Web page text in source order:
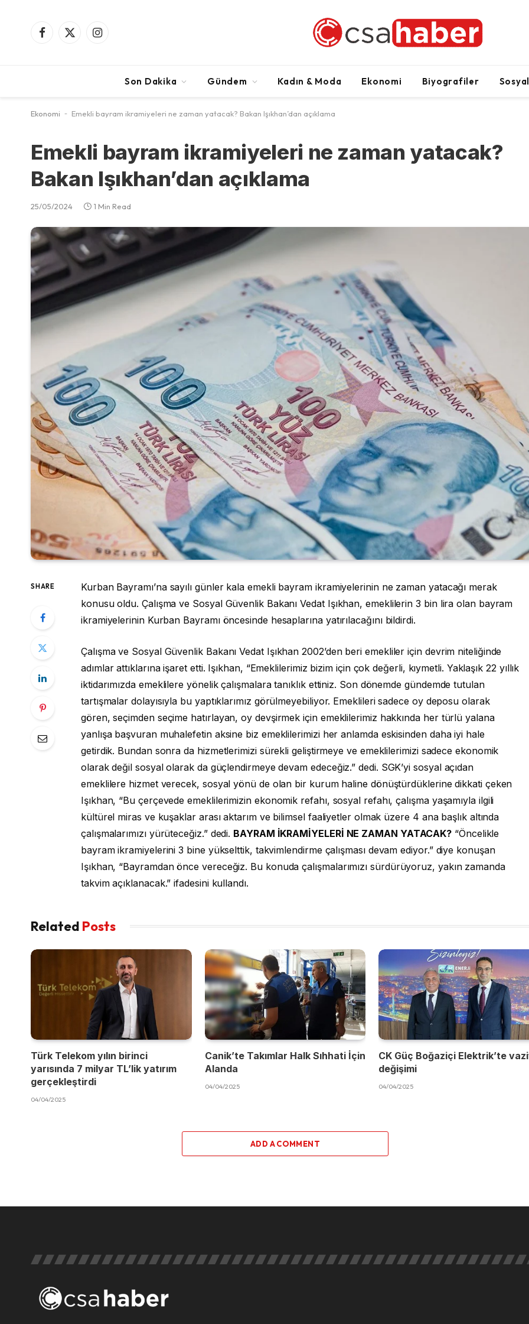
Facebook
X
Instagram
Son Dakika Gündem Kadın & Moda Ekonomi Biyografiler
Ekonomi - Emekli bayram ikramiyeleri ne zaman yatacak? Bakan Işıkhan’dan açıklama
Emekli bayram ikramiyeleri ne zaman yatacak?
Bakan Işıkhan’dan açıklama
25/05/2024 1 Min Read
SHARE
Kurban Bayramı’na sayılı günler kala emekli bayram ikramiyelerinin ne zaman yatacağı merak
konusu oldu. Çalışma ve Sosyal Güvenlik Bakanı Vedat Işıkhan, emeklilerin 3 bin lira olan bayram
ikramiyelerinin Kurban Bayramı öncesinde hesaplarına yatırılacağını bildirdi.
Çalışma ve Sosyal Güvenlik Bakanı Vedat Işıkhan 2002’den beri emekliler için devrim niteliğinde
adımlar attıklarına işaret etti. Işıkhan, “Emeklilerimiz bizim için çok değerli, kıymetli. Yaklaşık 22 yıllık
iktidarımızda emeklilere yönelik çalışmalara tanıklık ettiniz. Son dönemde gündemde tutulan
tartışmalar dolayısıyla bu yaptıklarımız görülmeyebiliyor. Emeklileri sadece oy deposu olarak
gören, seçimden seçime hatırlayan, oy devşirmek için emeklilerimiz hakkında her türlü yalana
yanlışa başvuran muhalefetin aksine biz emeklilerimizi her anlamda eskisinden daha iyi hale
getirdik. Bundan sonra da hizmetlerimizi sürekli geliştirmeye ve emeklilerimizi sadece ekonomik
olarak değil sosyal olarak da güçlendirmeye devam edeceğiz.” dedi. SGK’yi sosyal açıdan
emeklilere hizmet verecek, sosyal yönü de olan bir kurum haline dönüştürdüklerine dikkati çeken
Işıkhan, “Bu çerçevede emeklilerimizin ekonomik refahı, sosyal refahı, çalışma yaşamıyla ilgili
kültürel miras ve kuşaklar arası aktarım ve bilimsel faaliyetler olmak üzere 4 ana başlık altında
çalışmalarımızı yürüteceğiz.” dedi. BAYRAM İKRAMİYELERİ NE ZAMAN YATACAK? “Öncelikle
bayram ikramiyelerini 3 bine yükselttik, takvimlendirme çalışması devam ediyor.” diye konuşan
Işıkhan, “Bayramdan önce vereceğiz. Bu konuda çalışmalarımızı sürdürüyoruz, yakın zamanda
takvim açıklanacak.” ifadesini kullandı.
Related Posts
Türk Telekom yılın birinci
yarısında 7 milyar TL’lik yatırım
gerçekleştirdi
04/04/2025
Canik’te Takımlar Halk Sıhhati İçin
Alanda
04/04/2025
CK Güç Boğaziçi Elektrik’te
değişimi
04/04/2025
ADD A COMMENT